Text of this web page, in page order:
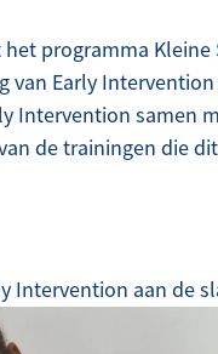
programma
Early
Intervention samen
de trainingen die
Intervention aan de